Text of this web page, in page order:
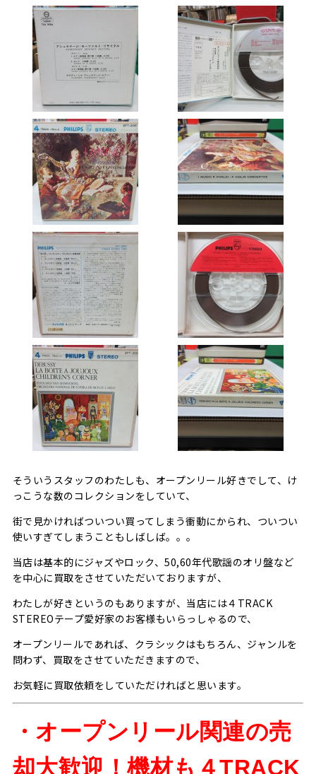
そういうスタッフのわたしも、オープンリール好きでして、け
っこうな数のコレクションをしていて、
街で見かければついつい買ってしまう衝動にかられ、ついつい
使いすぎてしまうこともしばしば。。。
当店は基本的にジャズやロック、50,60年代歌謡のオリ盤など
を中心に買取をさせていただいておりますが、
わたしが好きというのもありますが、当店には４TRACK
STEREOテープ愛好家のお客様もいらっしゃるので、
オープンリールであれば、クラシックはもちろん、ジャンルを
問わず、買取をさせていただきますので、
お気軽に買取依頼をしていただければと思います。
・オープンリール関連の売
却大歓迎！機材も４TRACK